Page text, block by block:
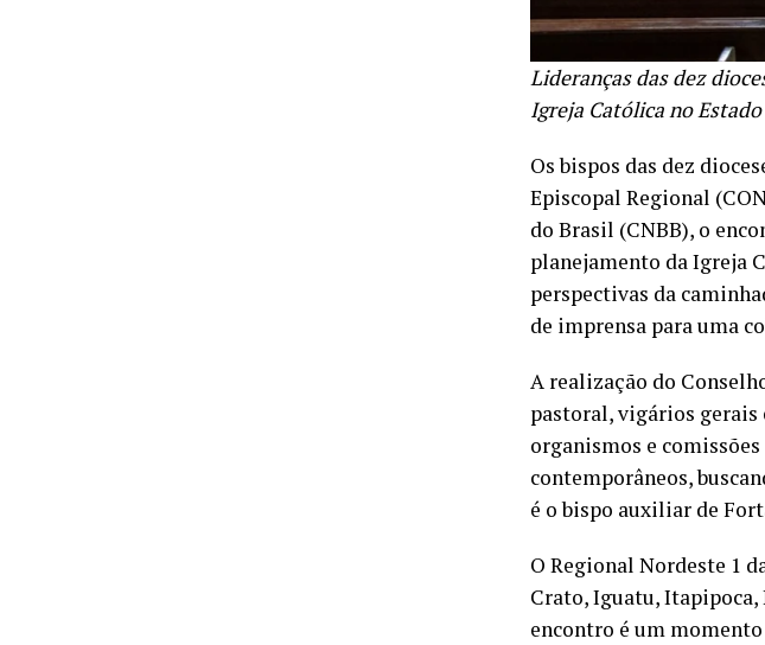
Lideranças das dez
Igreja Católica no
Os bispos das dez
Episcopal Regional
do Brasil (CNBB), o
planejamento da Igreja
perspectivas da
de imprensa para uma
A realização do
pastoral, vigários gerais
organismos e
contemporâneos,
é o bispo auxiliar de
O Regional Nordeste 1
Crato, Iguatu, Itapipoca,
encontro é um